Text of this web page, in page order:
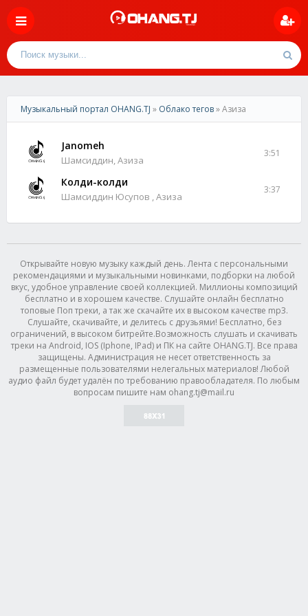
Музыкальный портал OHANG.TJ » Облако тегов» Азиза
Janomeh
Шамсиддин, Азиза
3:51
Колди-колди
Шамсиддин Юсупов , Азиза
3:37
Открывайте новую музыку каждый день. Лента с персональными
рекомендациями и музыкальными новинками, подборки на любой
вкус, удобное управление своей коллекцией. Миллионы композиций
бесплатно и в хорошем качестве. Слушайте онлайн бесплатно
топовые Поп треки, а так же скачайте их в высоком качестве mp3.
Слушайте, скачивайте, и делитесь с друзьями! Бесплатно, без
ограничений, в высоком битрейте.Возможность слушать и скачивать
треки на Android, IOS (Iphone, IPad) и ПК на сайте OHANG.TJ. Все права
защищены. Администрация не несет ответственность за
размещенные пользователями нелегальных материалов! Любой
аудио файл будет удалён по требованию правообладателя. По любым
вопросам пишите нам ohang.tj@mail.ru